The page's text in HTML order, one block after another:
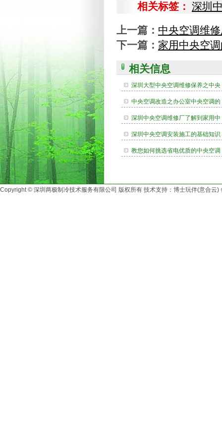
相关标签： 深圳
上一篇： 中央空调维
下一篇： 家用中央空
相关信息
深圳大型中央空调维修保养之中央
中央空调改造之办公室中央空调的
深圳中央空调维修厂了解到家用中
深圳中央空调安装施工的基础知识
教您如何挑选省电优质的中央空调
Copyright © 深圳两极制冷技术服务有限公司 版权所有 技术支持：博士玩伴(意合云)